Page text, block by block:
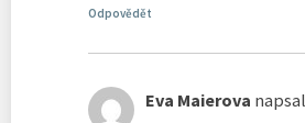
Odpovědět
Eva Maierova